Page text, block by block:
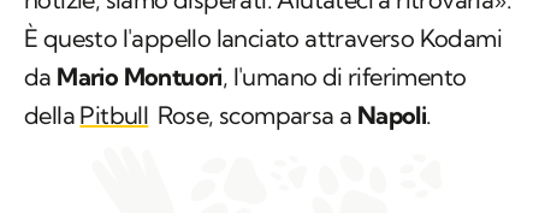
È questo l'appello lanciato attraverso Kodami
da Mario Montuori, l'umano di riferimento
della Pitbull Rose, scomparsa a Napoli.